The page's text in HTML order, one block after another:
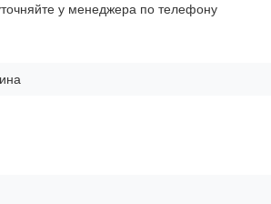
у менеджера по телефону